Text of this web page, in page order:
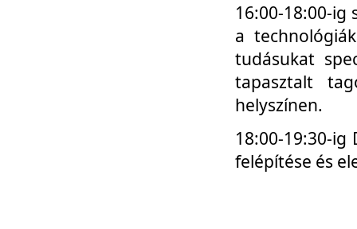
16:00-18:00-
a
tudásukat
tapasztalt
helyszínen.
18:00-19:30-
felépítése és